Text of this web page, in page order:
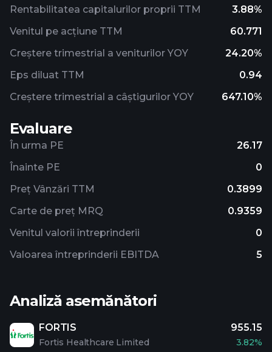
Rentabilitatea capitalurilor proprii TTM
3.88%
Venitul pe acțiune TTM
60.771
Creștere trimestrial a veniturilor YOY
24.20%
Eps diluat TTM
0.94
Creștere trimestrial a câștigurilor YOY
647.10%
Evaluare
În urma PE
26.17
Înainte PE
0
Preț Vânzări TTM
0.3899
Carte de preț MRQ
0.9359
Venitul valorii întreprinderii
0
Valoarea întreprinderii EBITDA
5
Analiză asemănători
FORTIS
Fortis Healthcare Limited
955.15
3.82%